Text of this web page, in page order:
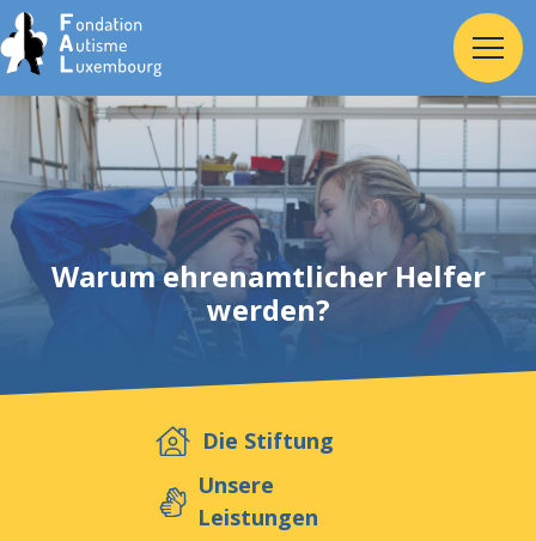
Home
Stiftung
Dienste
Arbeitgeber
Warum ehrenamtlicher Helfer
werden?
Die Stiftung
Unsere
Leistungen